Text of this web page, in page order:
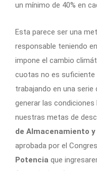
un mínimo de 40% en
Esta parece ser una
responsable teniendo
impone el cambio
cuotas no es
trabajando en una
generar las
nuestras metas de
de Almacenamiento
aprobada por el
Potencia que